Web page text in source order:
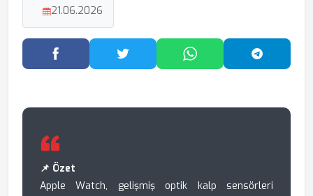
21.06.2026
Facebook'ta PaylaşTwitter'da PaylaşWhatsApp'ta Paylaş
📌 Özet
Apple Watch, gelişmiş optik kalp sensörleri